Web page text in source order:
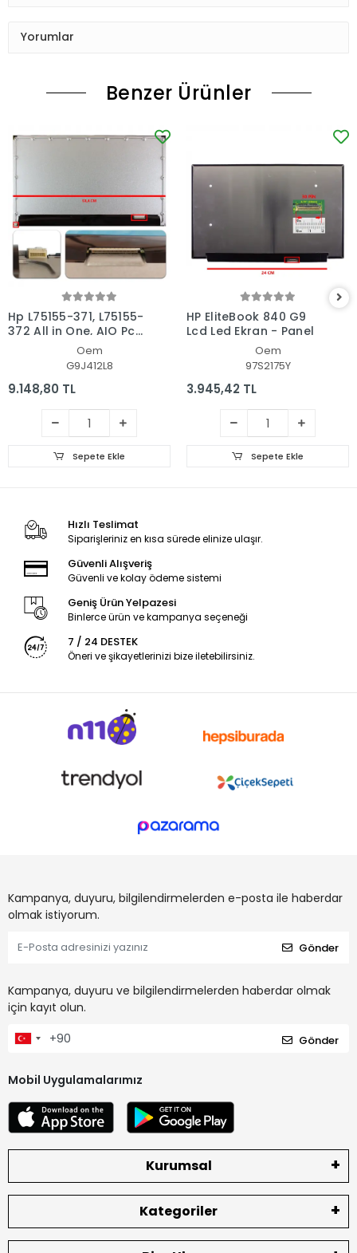
Yorumlar
Benzer Ürünler
Hp L75155-371, L75155-
372 All in One, AIO Pc
Ekran - PanelOem
G9J412L8
9.148,80 TL
Sepete Ekle
HP EliteBook 840 G9
Lcd Led Ekran - Panel
Oem
97S2175Y
3.945,42 TL
Sepete Ekle
Hızlı Teslimat
Siparişleriniz en kısa sürede elinize ulaşır.
Güvenli Alışveriş
Güvenli ve kolay ödeme sistemi
Geniş Ürün Yelpazesi
Binlerce ürün ve kampanya seçeneği
7 / 24 DESTEK
Öneri ve şikayetlerinizi bize iletebilirsiniz.
Kampanya, duyuru, bilgilendirmelerden e-posta ile haberdar
olmak istiyorum.
Gönder
Kampanya, duyuru ve bilgilendirmelerden haberdar olmak
için kayıt olun.
Gönder
Mobil Uygulamalarımız
Kurumsal
Kategoriler